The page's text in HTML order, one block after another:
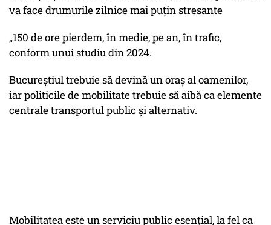
va face drumurile zilnice mai puțin stresante
„150 de ore pierdem, în medie, pe an, în trafic,
conform unui studiu din 2024.
Bucureștiul trebuie să devină un oraș al oamenilor,
iar politicile de mobilitate trebuie să aibă ca elemente
centrale transportul public și alternativ.
Mobilitatea este un serviciu public esențial, la fel ca